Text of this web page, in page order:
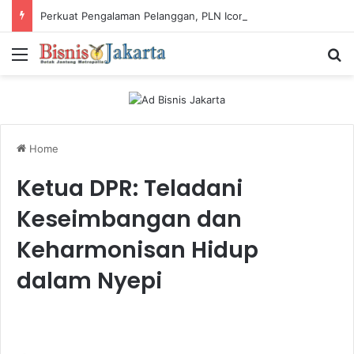
Menu
Home
Ketua DPR: Teladani
Keseimbangan dan
Keharmonisan Hidup
dalam Nyepi